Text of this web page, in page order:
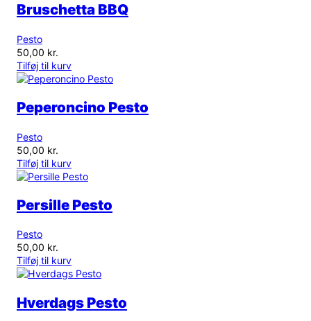
Bruschetta BBQ
Pesto
50,00 kr.
Tilføj til kurv
Peperoncino Pesto
Pesto
50,00 kr.
Tilføj til kurv
Persille Pesto
Pesto
50,00 kr.
Tilføj til kurv
Hverdags Pesto